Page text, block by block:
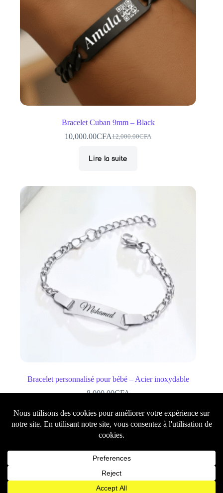
Bracelet Cuban 9mm – Black
12,000.00CFA
Le
initial
10,000.00CFALe
actuel
Lire la suite
Bracelet personnalisé pour bébé – Acier inoxydable
8,000.00CFA
Ajouter au panier
Bagues
Personnalisables